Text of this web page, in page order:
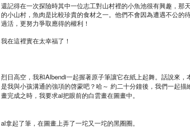
還記得在一次探險時其中一位志工對山村裡的小魚池很有興趣，那
的小山村，魚肉是比較珍貴的食材之一。他們不會因為遭遇不公的
過活，更努力爭取應得的權利！
我在這裡實在太幸福了！
烈日高空，我和Albendi一起握著原子筆讓它在紙上起舞。話說來
是我與小孩溝通的強項的啓蒙吧？哈～ 約二十分鐘後，我們一起
畫完成之時，我要求al把眼前的白雲畫在圖畫中。
al拿起了筆，在圖畫上弄了一坨又一坨的黑圈圈。